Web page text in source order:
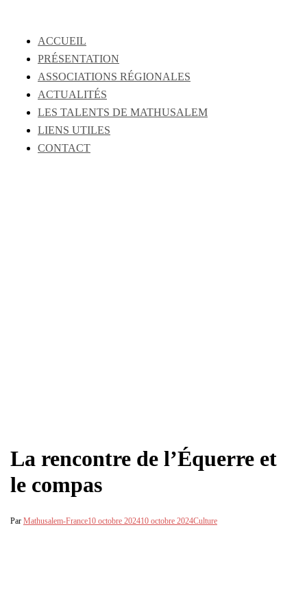
ACCUEIL
PRÉSENTATION
ASSOCIATIONS RÉGIONALES
ACTUALITÉS
LES TALENTS DE MATHUSALEM
LIENS UTILES
CONTACT
La rencontre de l’Équerre et
le compas
Par Mathusalem-France10 octobre 202410 octobre 2024Culture